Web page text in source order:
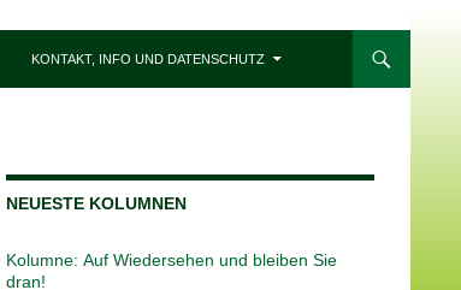
KONTAKT, INFO UND DATENSCHUTZ
NEUESTE KOLUMNEN
Kolumne: Auf Wiedersehen und bleiben Sie
dran!